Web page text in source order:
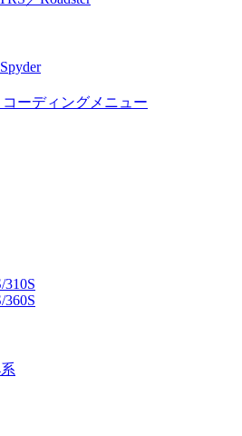
ーディングメニュー
310S
360S